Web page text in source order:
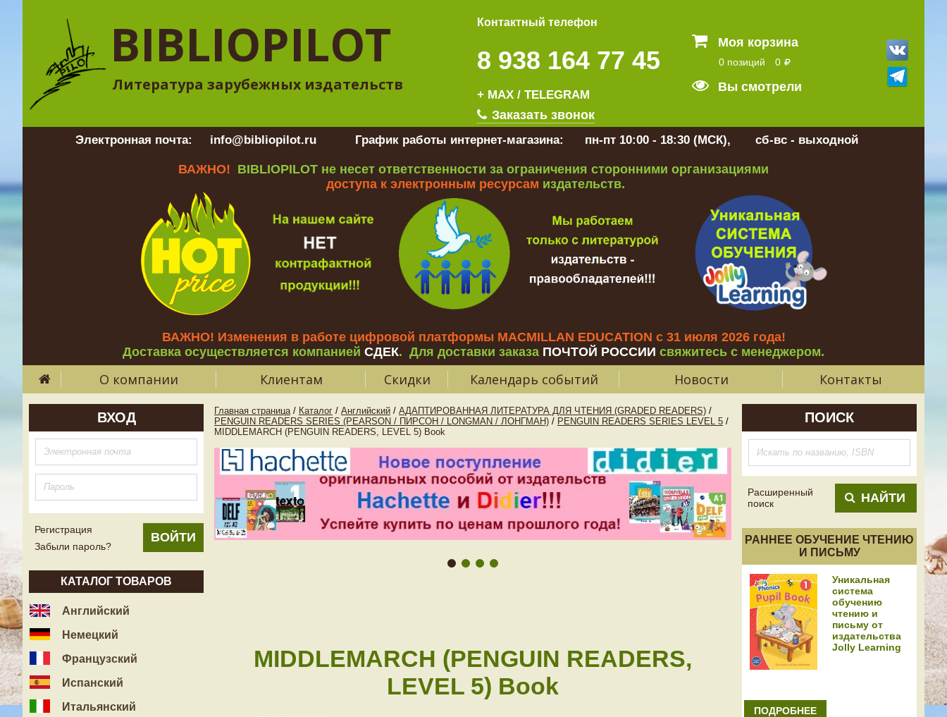
BIBLIOPILOT
Литература зарубежных издательств
Контактный телефон
8 938 164 77 45
+ MAX / TELEGRAM
Заказать звонок
Моя корзина
0 позиций 0
Вы смотрели
Электронная почта: info@bibliopilot.ru График работы интернет-магазина: пн-пт 10:00 - 18:30 (МСК), сб-вс - выходной
ВАЖНО! BIBLIOPILOT не несет ответственности за ограничения сторонними организациями
доступа к электронным ресурсам издательств.
ВАЖНО! Изменения в работе цифровой платформы MACMILLAN EDUCATION с 31 июля 2026 года!
Доставка осуществляется компанией СДЕК. Для доставки заказа ПОЧТОЙ РОССИИ свяжитесь с менеджером.
О компании Клиентам Скидки Календарь событий Новости Контакты
ВХОД
Регистрация
Забыли пароль?
КАТАЛОГ ТОВАРОВ
Английский
Немецкий
Французский
Испанский
Итальянский
Главная страница / Каталог / Английский / АДАПТИРОВАННАЯ ЛИТЕРАТУРА ДЛЯ ЧТЕНИЯ (GRADED READERS) /
PENGUIN READERS SERIES (PEARSON / ПИРСОН / LONGMAN / ЛОНГМАН) / PENGUIN READERS SERIES LEVEL 5 /
MIDDLEMARCH (PENGUIN READERS, LEVEL 5) Book
MIDDLEMARCH (PENGUIN READERS,
LEVEL 5) Book
ПОИСК
Расширенный
поиск
НАЙТИ
РАННЕЕ ОБУЧЕНИЕ ЧТЕНИЮ
И ПИСЬМУ
Уникальная
система
обучению
чтению и
письму от
издательства
Jolly Learning
ПОДРОБНЕЕ